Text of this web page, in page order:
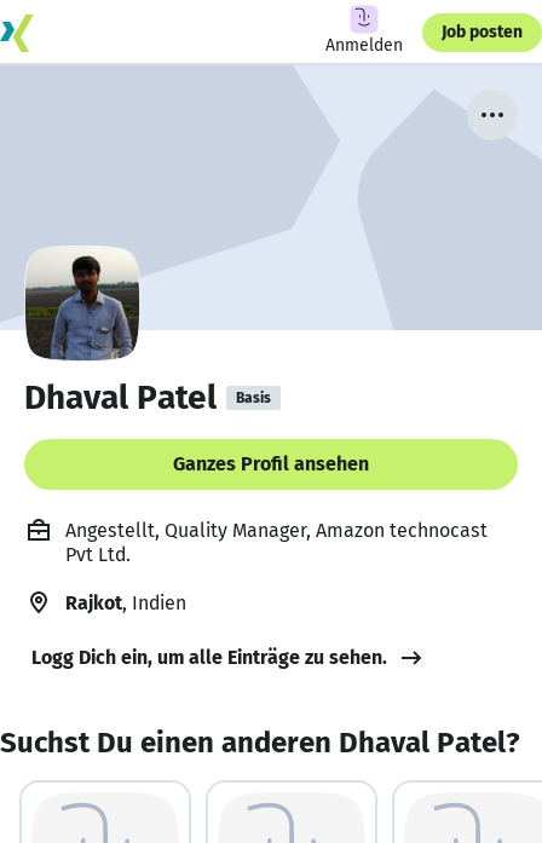
Anmelden
Job posten
Dhaval Patel Basis
Ganzes Profil ansehen
Angestellt, Quality Manager, Amazon technocast
Pvt Ltd.
Rajkot, Indien
Logg Dich ein, um alle Einträge zu sehen.
Suchst Du einen anderen Dhaval Patel?